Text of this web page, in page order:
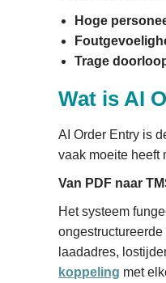
Hoge
Trage
Wat is AI
AI Order Entry is
vaak moeite heeft
Van PDF naar
Het systeem
laadadres,
koppeling met